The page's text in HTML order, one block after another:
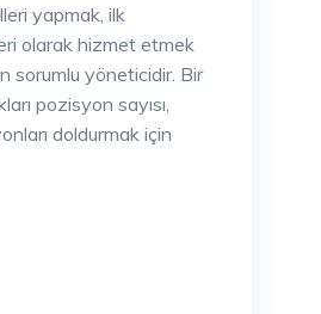
yapmak, ilk
olarak hizmet etmek
sorumlu yöneticidir. Bir
pozisyon sayısı,
doldurmak için